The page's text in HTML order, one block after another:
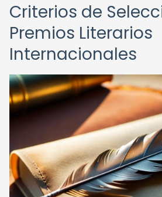
Criterios de
Premios Literarios
Internacionales